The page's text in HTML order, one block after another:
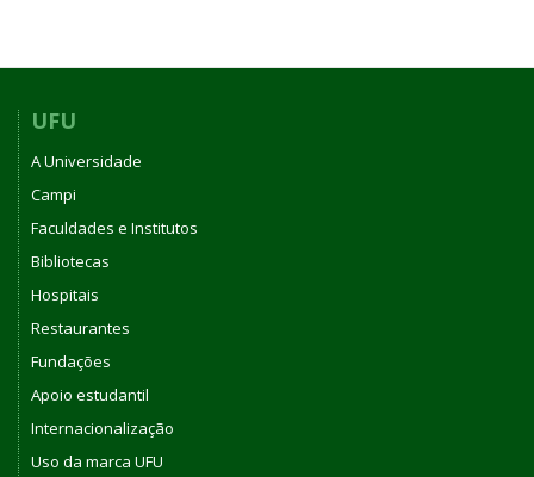
UFU
A Universidade
Campi
Faculdades e Institutos
Bibliotecas
Hospitais
Restaurantes
Fundações
Apoio estudantil
Internacionalização
Uso da marca UFU